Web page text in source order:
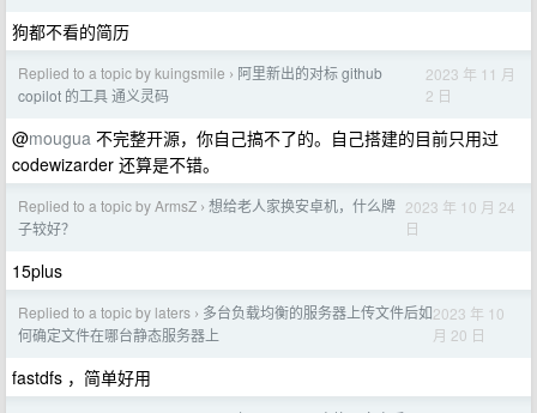
狗都不看的简历
Replied to a topic by kuingsmile › 阿里新出的对标 github
copilot 的工具 通义灵码
2023 年 11 月
2 日
@mougua 不完整开源，你自己搞不了的。自己搭建的目前只用过
codewizarder 还算是不错。
Replied to a topic by ArmsZ › 想给老人家换安卓机，什么牌
子较好？
2023 年 10 月 24
日
15plus
Replied to a topic by laters › 多台负载均衡的服务器上传文件后如
何确定文件在哪台静态服务器上
2023 年 10
月 20 日
fastdfs ，简单好用